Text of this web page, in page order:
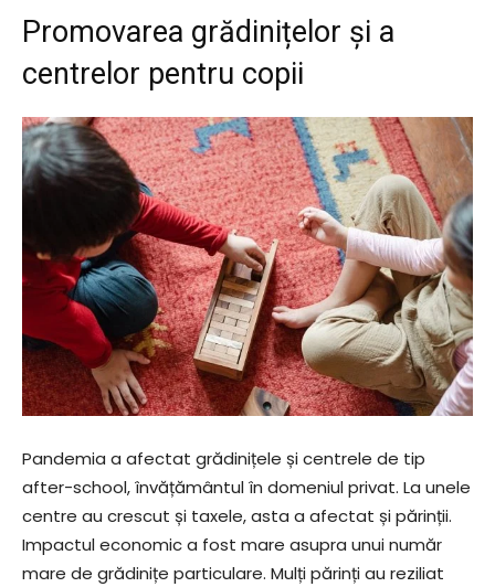
Promovarea grădinițelor și a
centrelor pentru copii
Pandemia a afectat grădinițele și centrele de tip
after-school, învățământul în domeniul privat. La unele
centre au crescut și taxele, asta a afectat și părinții.
Impactul economic a fost mare asupra unui număr
mare de grădinițe particulare. Mulți părinți au reziliat